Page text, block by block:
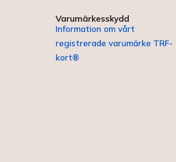
Varumärkesskydd
Information om vårt
registrerade varumärke TRF-
kort®